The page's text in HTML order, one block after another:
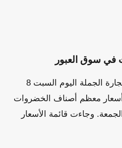
في سوق العبور
شهدت تعاملات سوق العبور لتجارة الجملة اليوم السبت 8
في أسعار معظم أصناف الخضروات
وجاءت قائمة الأسعار